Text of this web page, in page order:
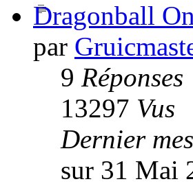
Dragonball
par
9 Réponses
13297 Vus
Dernier
sur 31 Mai